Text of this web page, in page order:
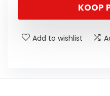
KOOP
Add to wishlist